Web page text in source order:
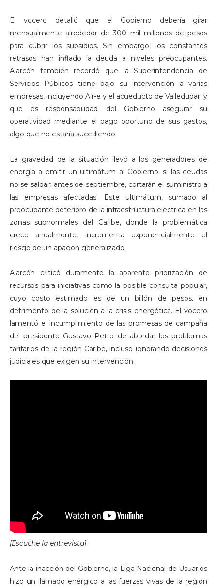
El vocero detalló que el Gobierno debería girar
mensualmente alrededor de 300 mil millones de pesos
para cubrir los subsidios. Sin embargo, los constantes
retrasos han inflado la deuda a niveles preocupantes.
Alarcón también recordó que la Superintendencia de
Servicios Públicos tiene bajo su intervención a varias
empresas, incluyendo Air-e y el acueducto de Valledupar, y
que es responsabilidad del Gobierno asegurar su
operatividad mediante el pago oportuno de sus gastos,
algo que no estaría sucediendo.
La gravedad de la situación llevó a los generadores de
energía a emitir un ultimátum al Gobierno: si las deudas
no se saldan antes de septiembre, cortarán el suministro a
las empresas afectadas. Este ultimátum, sumado al
preocupante deterioro de la infraestructura eléctrica en las
zonas subnormales del Caribe, donde la problemática
crece anualmente, incrementa exponencialmente el
riesgo de un apagón generalizado.
Alarcón criticó duramente la aparente priorización de
recursos para iniciativas como la posible consulta popular,
cuyo costo estimado es de un billón de pesos, en
detrimento de la solución a la crisis energética. El vocero
lamentó el incumplimiento de las promesas de campaña
del presidente Gustavo Petro de abordar los problemas
tarifarios de la región Caribe, incluso ignorando decisiones
judiciales que exigen su intervención.
[Escuche la entrevista]
Ante la inacción del Gobierno, la Liga Nacional de Usuarios
hizo un llamado enérgico a las fuerzas vivas de la región